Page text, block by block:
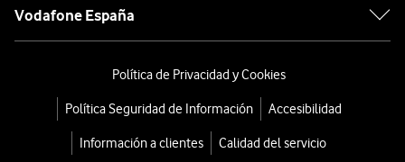
Vodafone España
Política de Privacidad y Cookies
Política Seguridad de Información Accesibilidad
Información a clientes Calidad del servicio